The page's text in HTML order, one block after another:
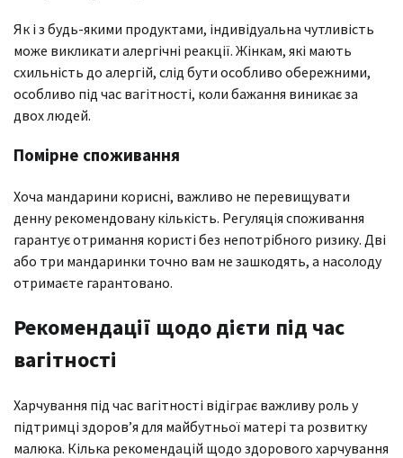
Як і з будь-якими продуктами, індивідуальна чутливість
може викликати алергічні реакції. Жінкам, які мають
схильність до алергій, слід бути особливо обережними,
особливо під час вагітності, коли бажання виникає за
двох людей.
Помірне споживання
Хоча мандарини корисні, важливо не перевищувати
денну рекомендовану кількість. Регуляція споживання
гарантує отримання користі без непотрібного ризику. Дві
або три мандаринки точно вам не зашкодять, а насолоду
отримаєте гарантовано.
Рекомендації щодо дієти під час
вагітності
Харчування під час вагітності відіграє важливу роль у
підтримці здоров’я для майбутньої матері та розвитку
малюка. Кілька рекомендацій щодо здорового харчування